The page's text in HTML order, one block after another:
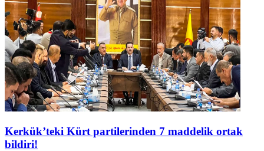
Kerkük’teki Kürt partilerinden 7 maddelik ortak
bildiri!